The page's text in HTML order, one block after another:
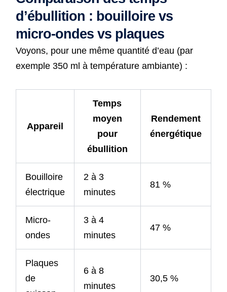
d’ébullition : bouilloire vs
micro-ondes vs plaques
Voyons, pour une même quantité d’eau (par
exemple 350 ml à température ambiante) :
Appareil
Temps
moyen
pour
ébullition
Rendement
énergétique
Bouilloire
électrique
2 à 3
minutes
81 %
Micro-
ondes
3 à 4
minutes
47 %
Plaques
de
6 à 8
minutes
30,5 %